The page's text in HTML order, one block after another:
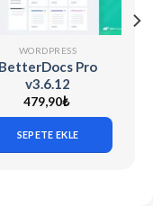
WORDPRESS
BetterDocs Pro
v3.6.12
479,90₺
SEPETE EKLE